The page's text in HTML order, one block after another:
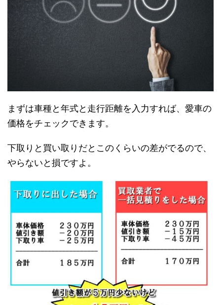
まずは車種と年式と走行距離を入力すれば、愛車の
価格をチェックできます。
下取りと買い取りだとこのくらいの差がでるので、
やらないと損ですよ。